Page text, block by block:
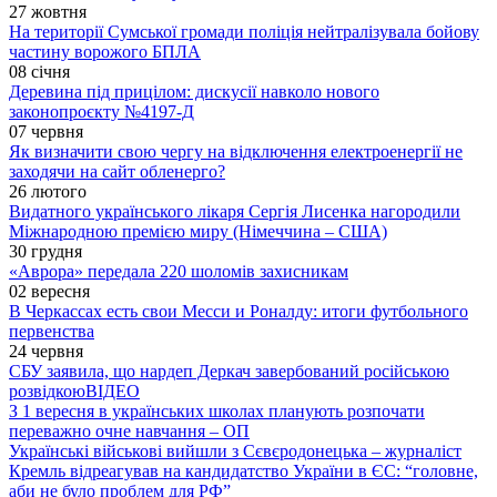
27 жовтня
На території Сумської громади поліція нейтралізувала бойову
частину ворожого БПЛА
08 січня
Деревина під прицілом: дискусії навколо нового
законопроєкту №4197-Д
07 червня
Як визначити свою чергу на відключення електроенергії не
заходячи на сайт обленерго?
26 лютого
Видатного українського лікаря Сергія Лисенка нагородили
Міжнародною премією миру (Німеччина – США)
30 грудня
«Аврора» передала 220 шоломів захисникам
02 вересня
В Черкассах есть свои Месси и Роналду: итоги футбольного
первенства
24 червня
СБУ заявила, що нардеп Деркач завербований російською
розвідкоюВІДЕО
З 1 вересня в українських школах планують розпочати
переважно очне навчання – ОП
Українські військові вийшли з Сєвєродонецька – журналіст
Кремль відреагував на кандидатство України в ЄС: “головне,
аби не було проблем для РФ”